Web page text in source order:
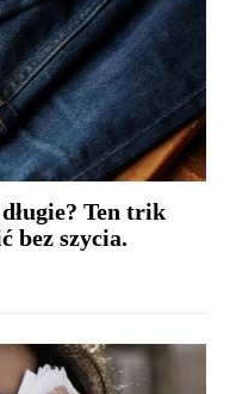
Ten trik
bez szycia.